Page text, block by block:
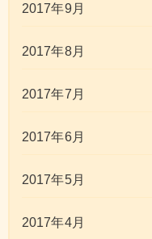
2017年9月
2017年8月
2017年7月
2017年6月
2017年5月
2017年4月